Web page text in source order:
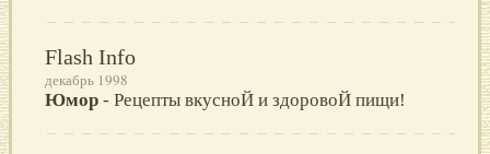
Flash Info
декабрь 1998
Юмор - Рецепты вкусноЙ и здоровоЙ пищи!